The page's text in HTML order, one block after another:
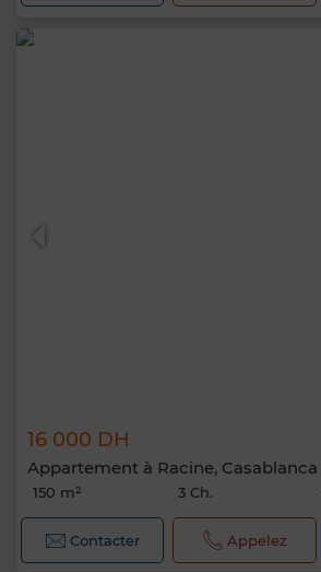
16 000 DH
Appartement à Racine, Casablanca
150 m² 3 Ch.
Contacter Appelez